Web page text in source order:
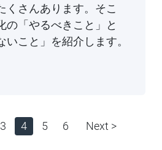
くさんあります。そこ
の「やるべきこと」と
いこと」を紹介します。
3 4 5 6 Next >